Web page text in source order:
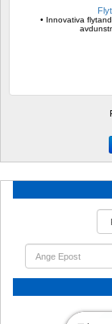
• Innovativa